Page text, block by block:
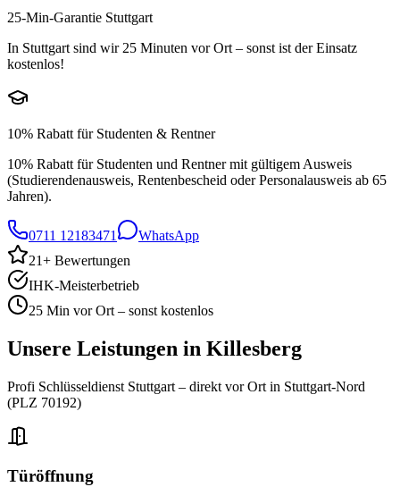
25-Min-Garantie Stuttgart
In Stuttgart sind wir 25 Minuten vor Ort – sonst ist der Einsatz
kostenlos!
10% Rabatt für Studenten & Rentner
10% Rabatt für Studenten und Rentner mit gültigem Ausweis
(Studierendenausweis, Rentenbescheid oder Personalausweis ab 65
Jahren).
0711 12183471
WhatsApp
21+ Bewertungen
IHK-Meisterbetrieb
25 Min vor Ort – sonst kostenlos
Unsere Leistungen in Killesberg
Profi Schlüsseldienst Stuttgart – direkt vor Ort in Stuttgart-Nord
(PLZ 70192)
Türöffnung